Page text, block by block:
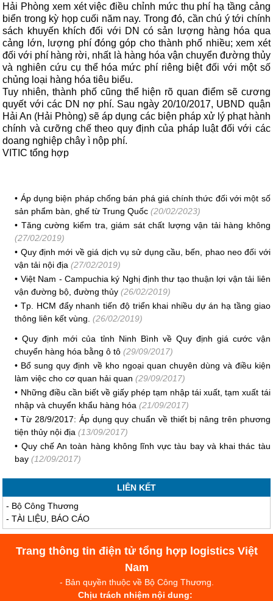
Hải Phòng xem xét việc điều chỉnh mức thu phí hạ tầng cảng
biển trong kỳ họp cuối năm nay. Trong đó, cần chú ý tới chính
sách khuyến khích đối với DN có sản lượng hàng hóa qua
cảng lớn, lượng phí đóng góp cho thành phố nhiều; xem xét
đối với phí hàng rời, nhất là hàng hóa vận chuyển đường thủy
và nghiên cứu cụ thể hóa mức phí riêng biệt đối với một số
chủng loại hàng hóa tiêu biểu.
Tuy nhiên, thành phố cũng thể hiện rõ quan điểm sẽ cương
quyết với các DN nợ phí. Sau ngày 20/10/2017, UBND quận
Hải An (Hải Phòng) sẽ áp dụng các biện pháp xử lý phạt hành
chính và cưỡng chế theo quy định của pháp luật đối với các
doang nghiệp chây ì nộp phí.
VITIC tổng hợp
• Áp dụng biện pháp chống bán phá giá chính thức đối với một số
sản phẩm bàn, ghế từ Trung Quốc (20/02/2023)
• Tăng cường kiểm tra, giám sát chất lượng vận tải hàng không
(27/02/2019)
• Quy định mới về giá dịch vụ sử dụng cầu, bến, phao neo đối với
vận tải nội địa (27/02/2019)
• Việt Nam - Campuchia ký Nghị định thư tạo thuận lợi vận tải liên
vận đường bộ, đường thủy(26/02/2019)
•Tp. HCM đẩy nhanh tiến độ triển khai nhiều dự án hạ tầng giao
thông liên kết vùng. (26/02/2019)
•Quy định mới của tỉnh Ninh Bình về Quy định giá cước vận
chuyển hàng hóa bằng ô tô(29/09/2017)
• Bổ sung quy định về kho ngoại quan chuyên dùng và điều kiện
làm việc cho cơ quan hải quan (29/09/2017)
• Những điều cần biết về giấy phép tạm nhập tái xuất, tạm xuất tái
nhập và chuyển khẩu hàng hóa (21/09/2017)
•Từ 28/9/2017: Áp dụng quy chuẩn về thiết bị nâng trên phương
tiện thủy nội địa(13/09/2017)
• Quy chế An toàn hàng không lĩnh vực tàu bay và khai thác tàu
bay (12/09/2017)
LIÊN KẾT
- Bộ Công Thương
-TÀI LIỆU, BÁO CÁO
Trang thông tin điện tử tổng hợp logistics Việt
Nam
- Bản quyền thuộc về Bộ Công Thương.
Chịu trách nhiệm nội dung: